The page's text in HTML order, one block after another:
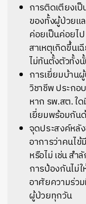
การติดเตียงเ
ของทั้งผู้ป่วยแ
ค่อยเป็นค่อยไ
สาเหตุเกิดขึ้นเ
ไม่ทันตั้งตัวทั้ง
การเยี่ยมบ้าน
วิชาชีพ ประกอ
หาก รพ.สต. ใ
เยี่ยมพร้อมกัน
จุดประสงค์หลั
อาการว่าคนไ
หรือไม่ เช่น ส
การป้องกันไม่
อาศัยความร่ว
ผู้ป่วยทุกวัน